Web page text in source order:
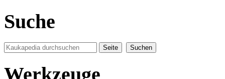
Suche
Werkzeuge